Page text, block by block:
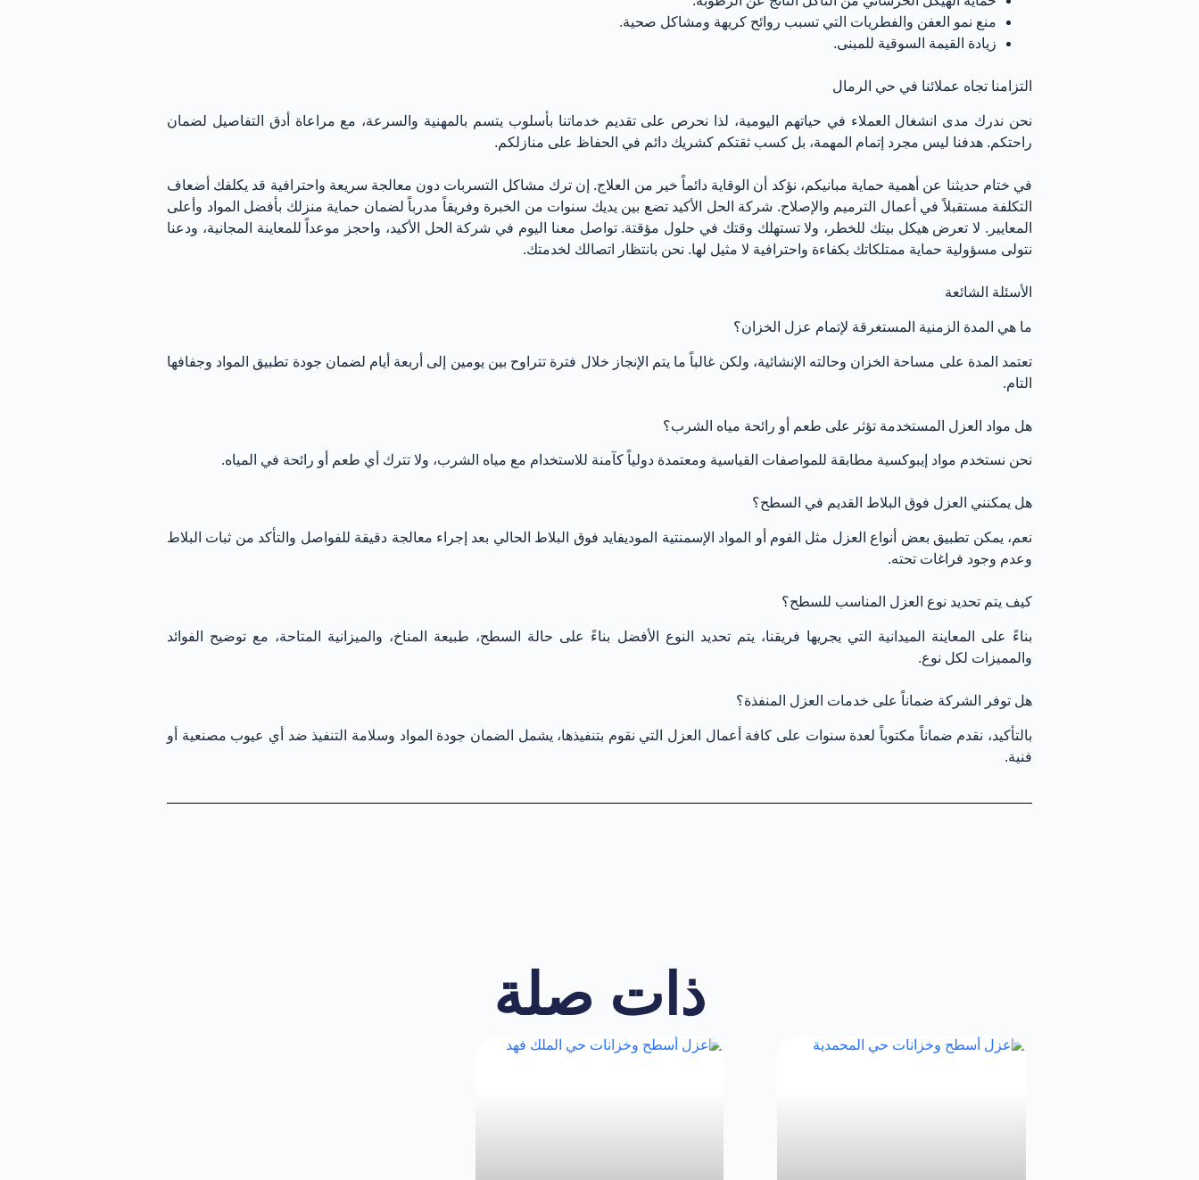
منع نمو العفن والفطريات التي تسبب روائح كريهة ومشاكل صحية.
زيادة القيمة السوقية للمبنى.
التزامنا تجاه عملائنا في حي الرمال
نحن ندرك مدى انشغال العملاء في حياتهم اليومية، لذا نحرص على تقديم خدماتنا بأسلوب يتسم بالمهنية والسرعة، مع مراعاة أدق التفاصيل لضمان
راحتكم. هدفنا ليس مجرد إتمام المهمة، بل كسب ثقتكم كشريك دائم في الحفاظ على منازلكم.
في ختام حديثنا عن أهمية حماية مبانيكم، نؤكد أن الوقاية دائماً خير من العلاج. إن ترك مشاكل التسربات دون معالجة سريعة واحترافية قد يكلفك أضعاف
التكلفة مستقبلاً في أعمال الترميم والإصلاح. شركة الحل الأكيد تضع بين يديك سنوات من الخبرة وفريقاً مدرباً لضمان حماية منزلك بأفضل المواد وأعلى
المعايير. لا تعرض هيكل بيتك للخطر، ولا تستهلك وقتك في حلول مؤقتة. تواصل معنا اليوم في شركة الحل الأكيد، واحجز موعداً للمعاينة المجانية، ودعنا
نتولى مسؤولية حماية ممتلكاتك بكفاءة واحترافية لا مثيل لها. نحن بانتظار اتصالك لخدمتك.
الأسئلة الشائعة
ما هي المدة الزمنية المستغرقة لإتمام عزل الخزان؟
تعتمد المدة على مساحة الخزان وحالته الإنشائية، ولكن غالباً ما يتم الإنجاز خلال فترة تتراوح بين يومين إلى أربعة أيام لضمان جودة تطبيق المواد وجفافها
التام.
هل مواد العزل المستخدمة تؤثر على طعم أو رائحة مياه الشرب؟
نحن نستخدم مواد إيبوكسية مطابقة للمواصفات القياسية ومعتمدة دولياً كآمنة للاستخدام مع مياه الشرب، ولا تترك أي طعم أو رائحة في المياه.
هل يمكنني العزل فوق البلاط القديم في السطح؟
نعم، يمكن تطبيق بعض أنواع العزل مثل الفوم أو المواد الإسمنتية الموديفايد فوق البلاط الحالي بعد إجراء معالجة دقيقة للفواصل والتأكد من ثبات البلاط
وعدم وجود فراغات تحته.
كيف يتم تحديد نوع العزل المناسب للسطح؟
بناءً على المعاينة الميدانية التي يجريها فريقنا، يتم تحديد النوع الأفضل بناءً على حالة السطح، طبيعة المناخ، والميزانية المتاحة، مع توضيح الفوائد
والمميزات لكل نوع.
هل توفر الشركة ضماناً على خدمات العزل المنفذة؟
بالتأكيد، نقدم ضماناً مكتوباً لعدة سنوات على كافة أعمال العزل التي نقوم بتنفيذها، يشمل الضمان جودة المواد وسلامة التنفيذ ضد أي عيوب مصنعية أو
فنية.
ذات صلة